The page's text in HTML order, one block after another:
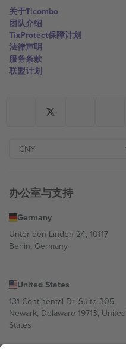
关于Ticombo
团队介绍
TixProtect保障计划
法律声明
服务条款
联盟计划
办公室与支持
Germany
Unter den Linden 24, 10117
Berlin, Germany
United States
131 Continental Dr, Suite 305,
Newark, Delaware 19713, United
States